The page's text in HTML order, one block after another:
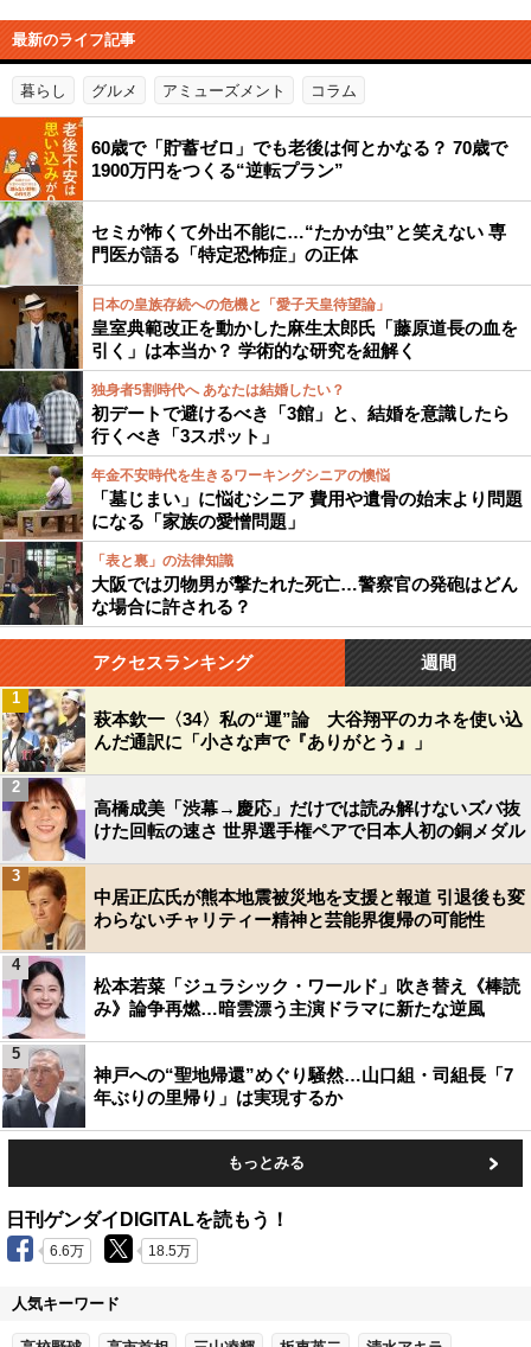
最新のライフ記事
暮らし グルメ アミューズメント コラム
60歳で「貯蓄ゼロ」でも老後は何とかなる？ 70歳で
1900万円をつくる“逆転プラン”
セミが怖くて外出不能に…“たかが虫”と笑えない 専
門医が語る「特定恐怖症」の正体
日本の皇族存続への危機と「愛子天皇待望論」
皇室典範改正を動かした麻生太郎氏「藤原道長の血を
引く」は本当か？ 学術的な研究を紐解く
独身者5割時代へ あなたは結婚したい？
初デートで避けるべき「3館」と、結婚を意識したら
行くべき「3スポット」
年金不安時代を生きるワーキングシニアの懊悩
「墓じまい」に悩むシニア 費用や遺骨の始末より問題
になる「家族の愛憎問題」
「表と裏」の法律知識
大阪では刃物男が撃たれた死亡…警察官の発砲はどん
な場合に許される？
アクセスランキング 週間
萩本欽一〈34〉私の“運”論 大谷翔平のカネを使い込
んだ通訳に「小さな声で『ありがとう』」
1
高橋成美「渋幕→慶応」だけでは読み解けないズバ抜
けた回転の速さ 世界選手権ペアで日本人初の銅メダル
2
中居正広氏が熊本地震被災地を支援と報道 引退後も変
わらないチャリティー精神と芸能界復帰の可能性
3
松本若菜「ジュラシック・ワールド」吹き替え《棒読
み》論争再燃…暗雲漂う主演ドラマに新たな逆風
4
神戸への“聖地帰還”めぐり騒然…山口組・司組長「7
年ぶりの里帰り」は実現するか
5
もっとみる
日刊ゲンダイDIGITALを読もう！
6.6万 18.5万
人気キーワード